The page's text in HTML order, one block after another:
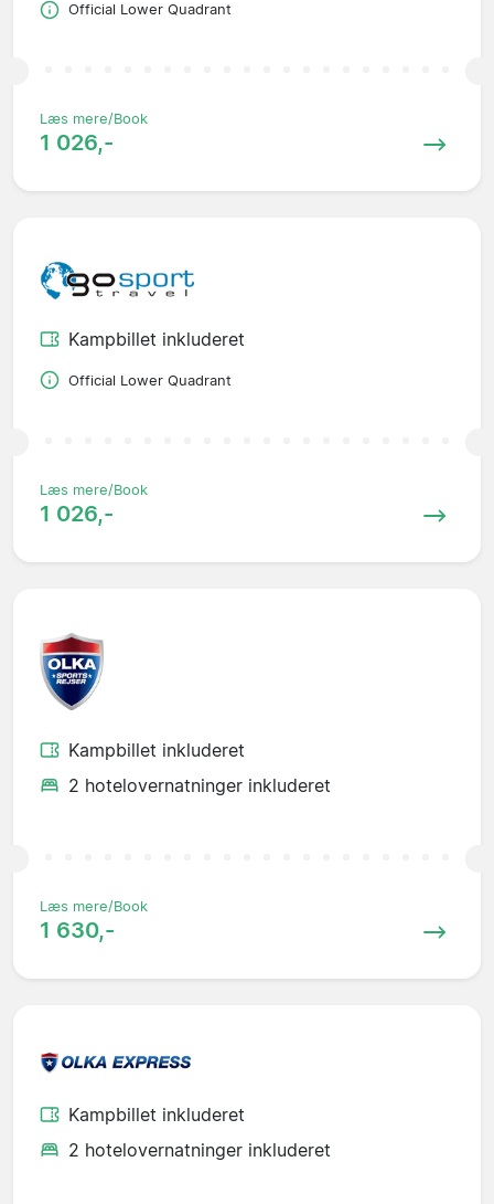
Official Lower Quadrant
Læs mere/Book
1 026,-
Kampbillet inkluderet
Official Lower Quadrant
Læs mere/Book
1 026,-
Kampbillet inkluderet
2 hotelovernatninger inkluderet
Læs mere/Book
1 630,-
Kampbillet inkluderet
2 hotelovernatninger inkluderet